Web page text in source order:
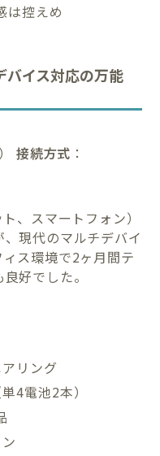
は控えめ
バイス対応の万能
接続方式 ：
、スマートフォン）
現代のマルチデバイ
ス環境で2ヶ月間テ
好でした。
リング
4電池2本）